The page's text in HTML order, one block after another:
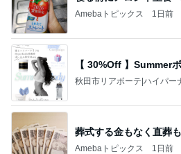
Amebaトピックス 1日前
【 30%Off 】Summer
秋田市リアボーテ|ハイパー
葬式する金もなく直葬
Amebaトピックス 1日前